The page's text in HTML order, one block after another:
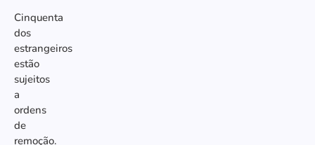
Cinquenta
dos
estrangeiros
estão
sujeitos
a
ordens
de
remoção.